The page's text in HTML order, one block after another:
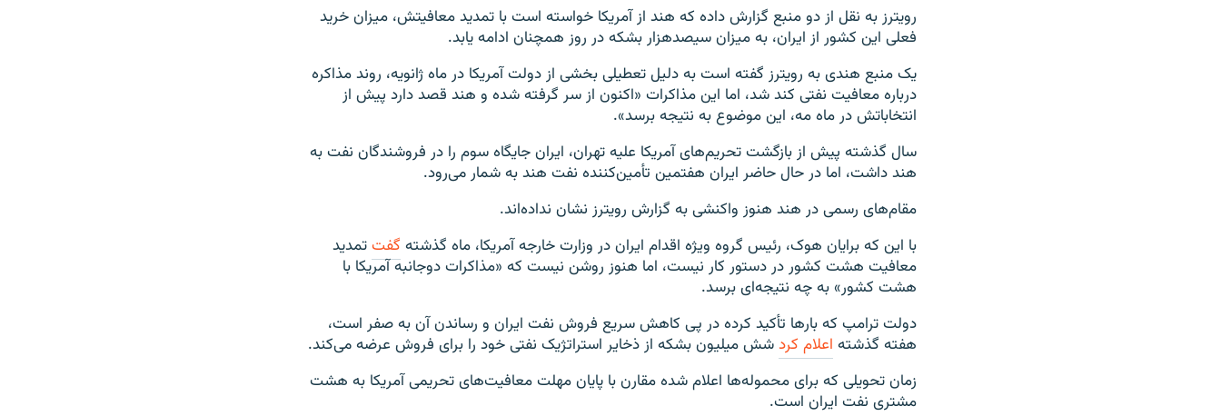
رویترز به نقل از دو منبع گزارش داده که هند از آمریکا خواسته است با تمدید معافیتش، میزان خرید
فعلی این کشور از ایران، به میزان سیصدهزار بشکه در روز همچنان ادامه یابد.
یک منبع هندی به رویترز گفته است به دلیل تعطیلی بخشی از دولت آمریکا در ماه ژانویه، روند مذاکره
درباره معافیت نفتی کند شد، اما این مذاکرات «اکنون از سر گرفته شده و هند قصد دارد پیش از
انتخاباتش در ماه مه، این موضوع به نتیجه برسد».
سال گذشته پیش از بازگشت تحریم‌های آمریکا علیه تهران، ایران جایگاه سوم را در فروشندگان نفت به
هند داشت، اما در حال حاضر ایران هفتمین تأمین‌کننده نفت هند به شمار می‌رود.
مقام‌های رسمی در هند هنوز واکنشی به گزارش رویترز نشان نداده‌اند.
با این که برایان هوک، رئیس گروه ویژه اقدام ایران در وزارت خارجه آمریکا، ماه گذشته گفتتمدید
معافیت هشت کشور در دستور کار نیست، اما هنوز روشن نیست که «مذاکرات دوجانبه آمریکا با
هشت کشور» به چه نتیجه‌ای برسد.
دولت ترامپ که بارها تأکید کرده در پی کاهش سریع فروش نفت ایران و رساندن آن به صفر است،
هفته گذشته اعلام کردشش میلیون بشکه از ذخایر استراتژیک نفتی خود را برای فروش عرضه می‌کند.
زمان تحویلی که برای محموله‌ها اعلام شده مقارن با پایان مهلت معافیت‌های تحریمی آمریکا به هشت
مشتری نفت ایران است.